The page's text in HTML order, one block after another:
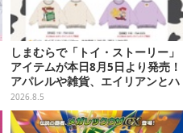
しまむらで「トイ・ストーリー」
アイテムが本日8月5日より発売！
アパレルや雑貨、エイリアンとハ
ムのダイカットクッションなど盛
りだくさん
2026.8.5